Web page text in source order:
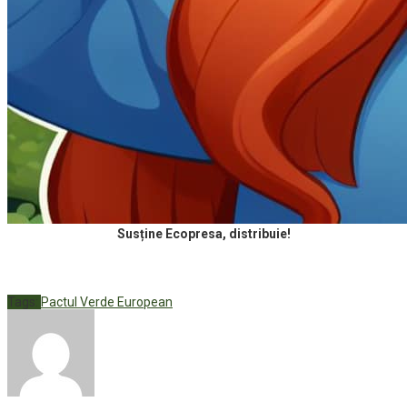
Susține Ecopresa, distribuie!
Tags: Pactul Verde European